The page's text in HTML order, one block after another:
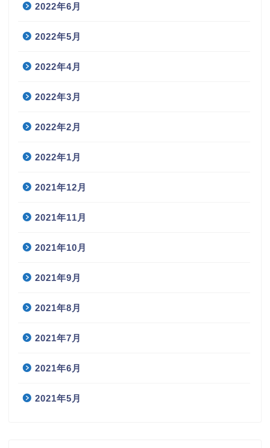
2022年6月
2022年5月
2022年4月
2022年3月
2022年2月
2022年1月
2021年12月
2021年11月
2021年10月
2021年9月
2021年8月
2021年7月
2021年6月
2021年5月